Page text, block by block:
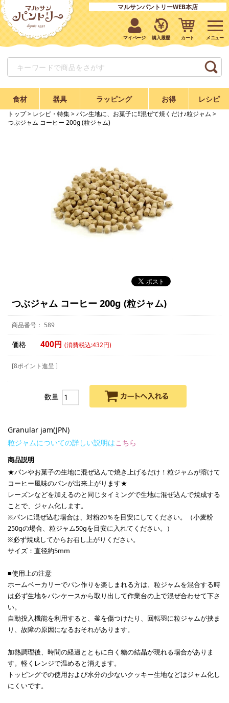
マルサンパントリーWEB本店
マイページ 購入履歴 カート
食材 器具 ラッピング お得 レシピ
トップ> レシピ・特集> パン生地に、お菓子に!!混ぜて焼くだけ♪粒ジャム >
つぶジャム コーヒー 200g (粒ジャム)
つぶジャム コーヒー 200g (粒ジャム)
589
価格 400円 (消費税込:432円)
[8ポイント進呈 ]
数量
Granular jam(JPN)
粒ジャムについての詳しい説明はこちら
★パンやお菓子の生地に混ぜ込んで焼き上げるだけ！粒ジャムが溶けて
コーヒー風味のパンが出来上がります★
レーズンなどを加えるのと同じタイミングで生地に混ぜ込んで焼成する
ことで、ジャム化します。
※パンに混ぜ込む場合は、対粉20％を目安にしてください。（小麦粉
250gの場合、粒ジャム50gを目安に入れてください。）
※必ず焼成してからお召し上がりください。
サイズ：直径約5mm
■使用上の注意
ホームベーカリーでパン作りを楽しまれる方は、粒ジャムを混合する時
は必ず生地をパンケースから取り出して作業台の上で混ぜ合わせて下さ
い。
自動投入機能を利用すると、釜を傷つけたり、回転羽に粒ジャムが挟ま
り、故障の原因になるおそれがあります。
加熱調理後、時間の経過とともに白く糖の結晶が現れる場合がありま
す。軽くレンジで温めると消えます。
トッピングでの使用および水分の少ないクッキー生地などはジャム化し
にくいです。